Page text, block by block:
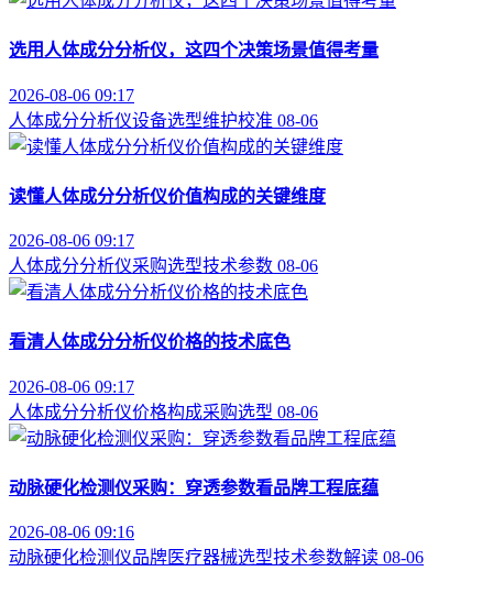
选用人体成分分析仪，这四个决策场景值得考量
2026-08-06 09:17
人体成分分析仪设备选型维护校准 08-06
读懂人体成分分析仪价值构成的关键维度
2026-08-06 09:17
人体成分分析仪采购选型技术参数 08-06
看清人体成分分析仪价格的技术底色
2026-08-06 09:17
人体成分分析仪价格构成采购选型 08-06
动脉硬化检测仪采购：穿透参数看品牌工程底蕴
2026-08-06 09:16
动脉硬化检测仪品牌医疗器械选型技术参数解读 08-06